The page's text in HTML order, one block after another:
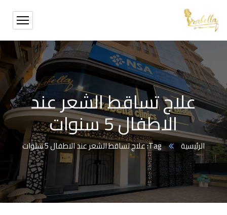
علاج تساقط الشعر عند
الاطفال 5 سنوات
الرئيسية Tag: علاج تساقط الشعر عند الاطفال 5 سنوات